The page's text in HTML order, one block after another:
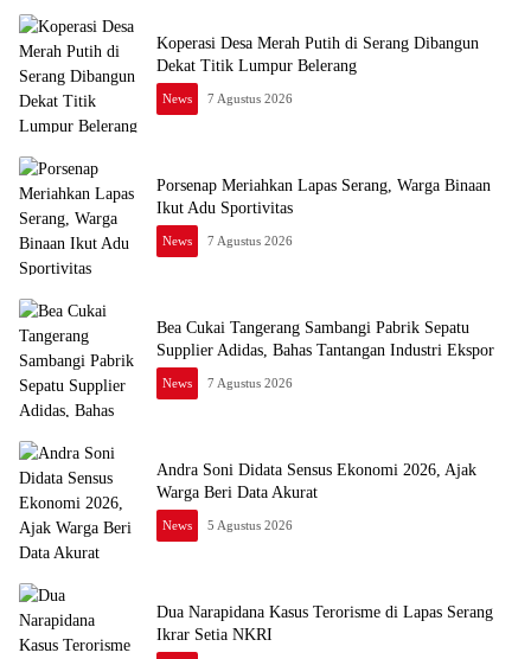
Koperasi Desa Merah Putih di Serang Dibangun
Dekat Titik Lumpur Belerang
News 7 Agustus 2026
Porsenap Meriahkan Lapas Serang, Warga Binaan
Ikut Adu Sportivitas
News 7 Agustus 2026
Bea Cukai Tangerang Sambangi Pabrik Sepatu
Supplier Adidas, Bahas Tantangan Industri Ekspor
News 7 Agustus 2026
Andra Soni Didata Sensus Ekonomi 2026, Ajak
Warga Beri Data Akurat
News 5 Agustus 2026
Dua Narapidana Kasus Terorisme di Lapas Serang
Ikrar Setia NKRI